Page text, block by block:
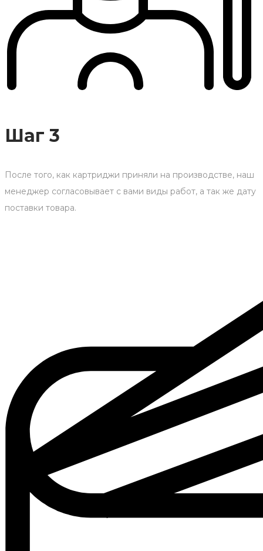
Шаг 3
После того, как картриджи приняли на производстве, наш
менеджер согласовывает с вами виды работ, а так же дату
поставки товара.